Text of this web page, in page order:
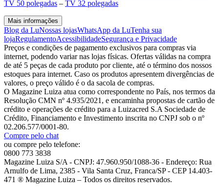
TV 50 polegadas – TV 32 polegadas
Mais informações
Blog da LuNossas lojasWhatsApp da LuTenha sua
lojaRegulamentoAcessibilidadeSegurança e Privacidade
Preços e condições de pagamento exclusivos para compras via
internet, podendo variar nas lojas físicas. Ofertas válidas na compra
de até 5 peças de cada produto por cliente, até o término dos nossos
estoques para internet. Caso os produtos apresentem divergências de
valores, o preço válido é o da sacola de compras.
O Magazine Luiza atua como correspondente no País, nos termos da
Resolução CMN nº 4.935/2021, e encaminha propostas de cartão de
crédito e operações de crédito para a Luizacred S.A Sociedade de
Crédito, Financiamento e Investimento inscrita no CNPJ sob o nº
02.206.577/0001-80.
Compre pelo chat
ou compre pelo telefone:
0800 773 3838
Magazine Luiza S/A - CNPJ: 47.960.950/1088-36 - Endereço: Rua
Arnulfo de Lima, 2385 - Vila Santa Cruz, Franca/SP - CEP 14.403-
471 ® Magazine Luiza – Todos os direitos reservados.